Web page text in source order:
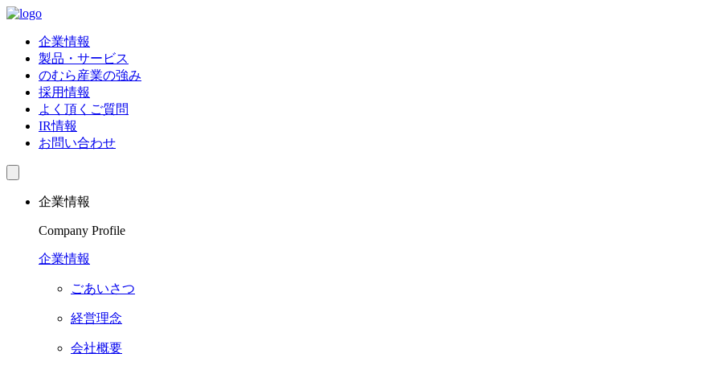
企業情報
製品・サービス
のむら産業の強み
採用情報
よく頂くご質問
IR情報
お問い合わせ
企業情報
Company Profile
企業情報
ごあいさつ
経営理念
会社概要